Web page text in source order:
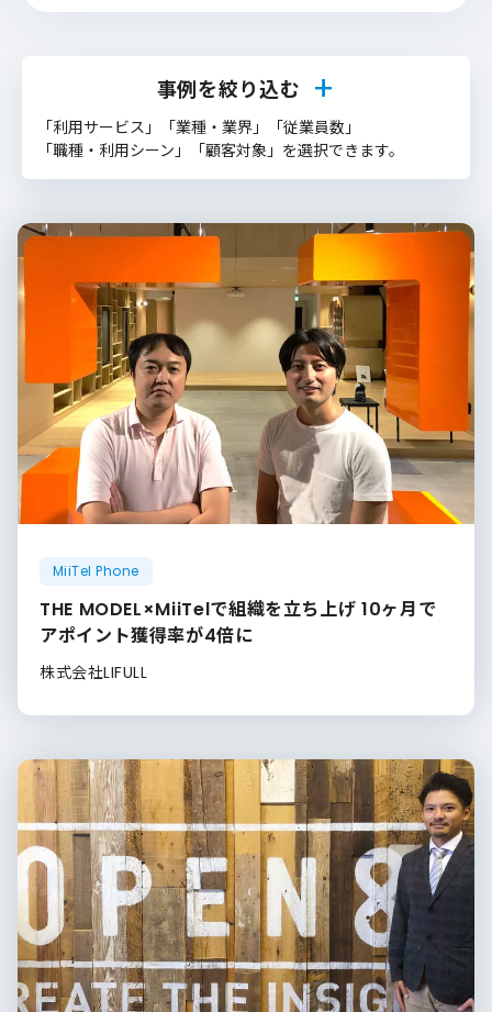
事例を絞り込む
「利用サービス」「業種・業界」「従業員数」
「職種・利用シーン」「顧客対象」を選択できます。
MiiTel Phone
THE MODEL×MiiTelで組織を立ち上げ 10ヶ月で
アポイント獲得率が4倍に
株式会社LIFULL